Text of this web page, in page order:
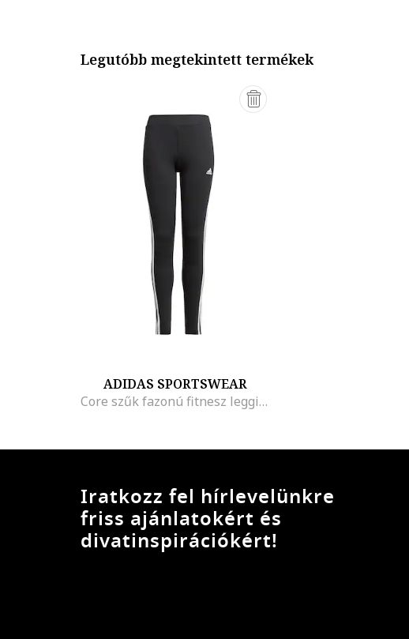
Legutóbb megtekintett termékek
ADIDAS SPORTSWEAR
Core szűk fazonú fitnesz leggings, Fekete
Iratkozz fel hírlevelünkre
friss ajánlatokért és
divatinspirációkért!